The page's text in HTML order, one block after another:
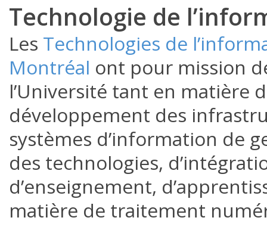
Technologie de
Les Technologies de
Montréal ont pour mission
l’Université tant en matière
développement des
systèmes d’information de
des technologies,
d’enseignement,
matière de traitement